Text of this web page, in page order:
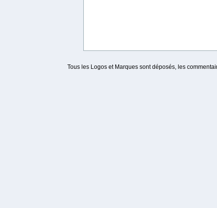
Tous les Logos et Marques sont déposés, les